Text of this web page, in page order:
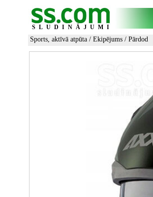
SLUDINĀJUMI
Sports, aktīvā atpūta / Ekipējums / Pārdod